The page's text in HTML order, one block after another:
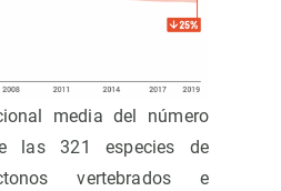
media del número
las 321 especies de
vertebrados e